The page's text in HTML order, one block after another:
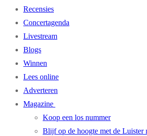
Recensies
Concertagenda
Livestream
Blogs
Winnen
Lees online
Adverteren
Magazine
Koop een los nummer
Blijf op de hoogte met de Luister